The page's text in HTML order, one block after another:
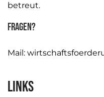
betreut.
Fragen?
Mail:
Links